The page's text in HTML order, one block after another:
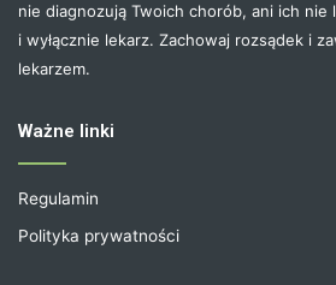
nie diagnozują Twoich chorób, ani ich
i wyłącznie lekarz. Zachowaj rozsądek i
lekarzem.
Ważne linki
Regulamin
Polityka prywatności